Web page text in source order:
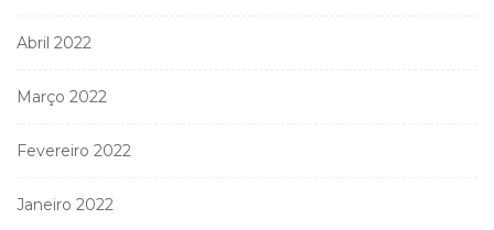
Abril 2022
Março 2022
Fevereiro 2022
Janeiro 2022